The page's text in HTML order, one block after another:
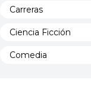
Carreras
Ciencia Ficción
Comedia